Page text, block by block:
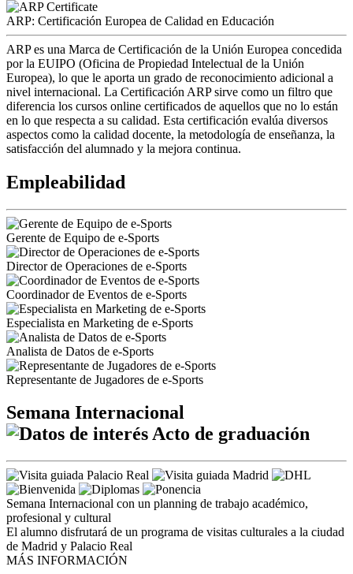
ARP: Certificación Europea de Calidad en Educación
ARP es una Marca de Certificación de la Unión Europea concedida
por la EUIPO (Oficina de Propiedad Intelectual de la Unión
Europea), lo que le aporta un grado de reconocimiento adicional a
nivel internacional. La Certificación ARP sirve como un filtro que
diferencia los cursos online certificados de aquellos que no lo están
en lo que respecta a su calidad. Esta certificación evalúa diversos
aspectos como la calidad docente, la metodología de enseñanza, la
satisfacción del alumnado y la mejora continua.
Empleabilidad
Gerente de Equipo de e-Sports
Director de Operaciones de e-Sports
Coordinador de Eventos de e-Sports
Especialista en Marketing de e-Sports
Analista de Datos de e-Sports
Representante de Jugadores de e-Sports
Semana Internacional
Acto de graduación
Semana Internacional con un planning de trabajo académico,
profesional y cultural
El alumno disfrutará de un programa de visitas culturales a la ciudad
de Madrid y Palacio Real
MÁS INFORMACIÓN